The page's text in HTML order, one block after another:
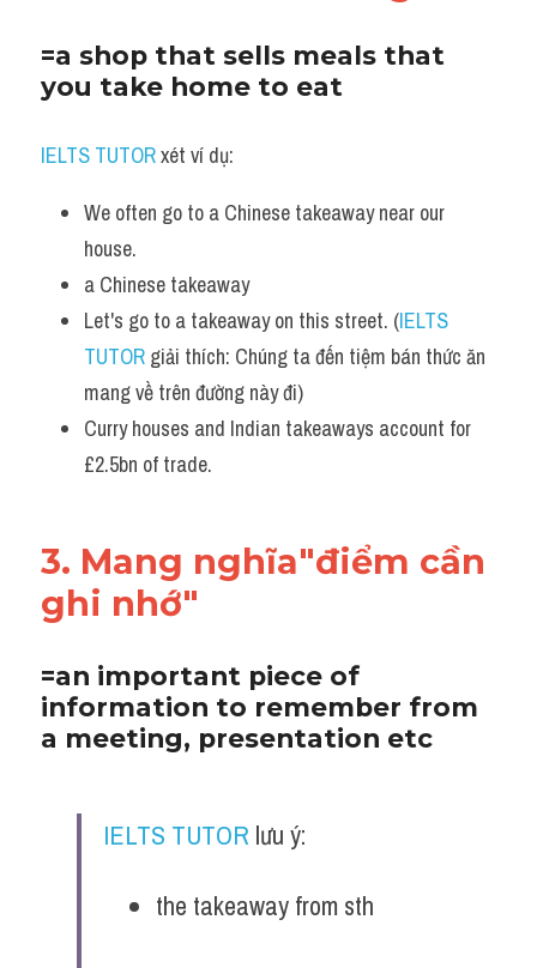
=a shop that sells meals that
you take home to eat
IELTS TUTOR xét ví dụ:
We often go to a Chinese takeaway near our
house.
a Chinese takeaway
Let's go to a takeaway on this street. (IELTS
TUTOR giải thích: Chúng ta đến tiệm bán thức ăn
mang về trên đường này đi)
Curry houses and Indian takeaways account for
£2.5bn of trade.
3. Mang nghĩa"điểm cần
ghi nhớ"
=an important piece of
information to remember from
a meeting, presentation etc
IELTS TUTOR lưu ý:
the takeaway from sth